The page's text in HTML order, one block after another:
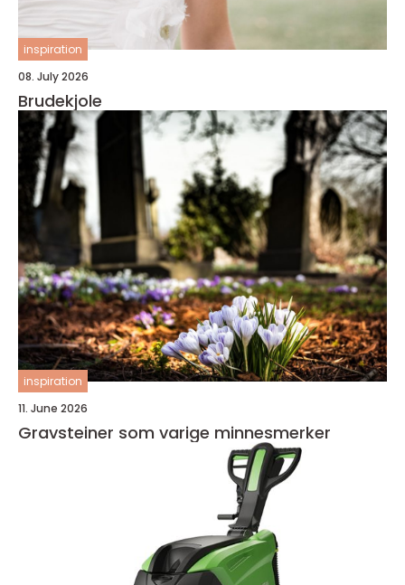
inspiration
08. July 2026
Brudekjole
inspiration
11. June 2026
Gravsteiner som varige minnesmerker